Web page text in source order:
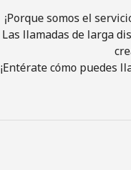
¡Porque somos el
Las llamadas de larga
¡Entérate cómo puedes